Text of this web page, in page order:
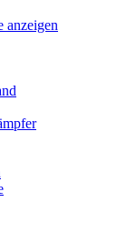
anzeigen